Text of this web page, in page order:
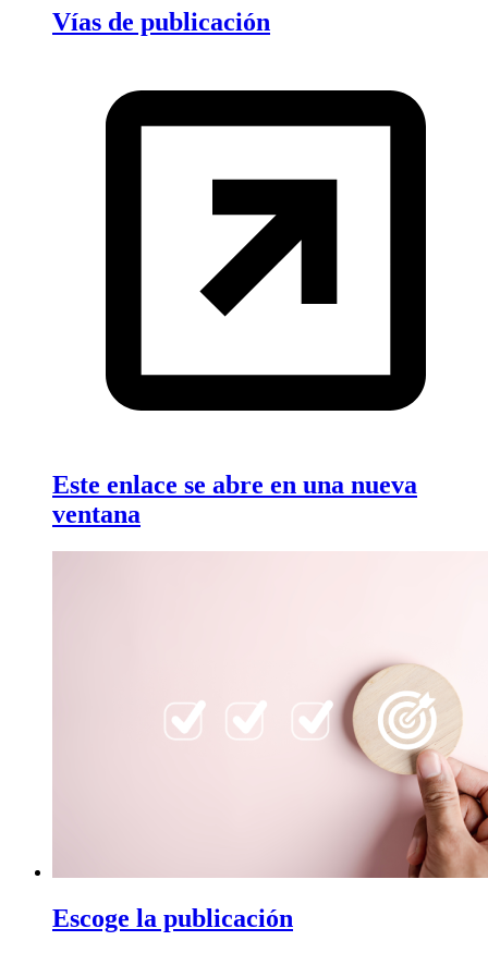
Vías de publicación
Este enlace se abre en una nueva
ventana
Escoge la publicación